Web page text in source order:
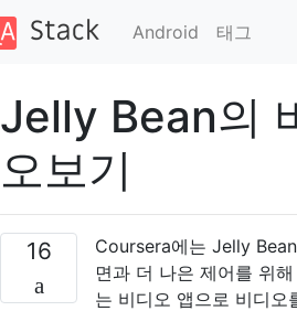
Android 태그
Jelly Bean의
오보기
16
Coursera에는 Jelly
면과 더 나은 제어를 위
는 비디오 앱으로 비디